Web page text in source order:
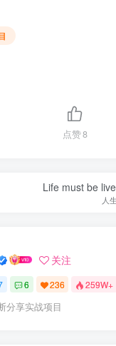
点赞8
Life must be
人
关注
6 236 259W+
分享实战项目